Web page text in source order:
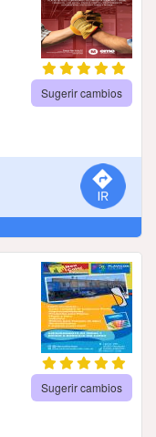
Sugerir cambios
Sugerir cambios